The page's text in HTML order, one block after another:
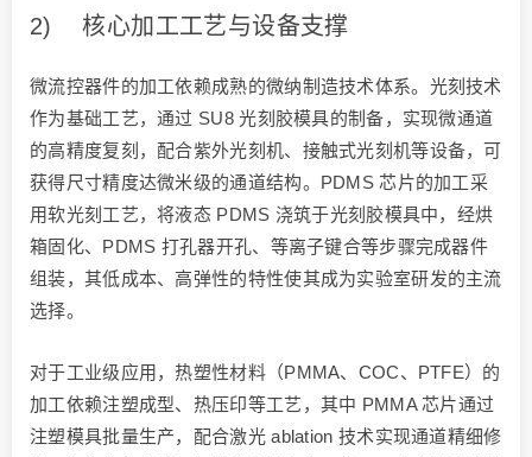
2) 核心加工工艺与设备支撑
微流控器件的加工依赖成熟的微纳制造技术体系。光刻技术
作为基础工艺，通过 SU8 光刻胶模具的制备，实现微通道
的高精度复刻，配合紫外光刻机、接触式光刻机等设备，可
获得尺寸精度达微米级的通道结构。PDMS 芯片的加工采
用软光刻工艺，将液态 PDMS 浇筑于光刻胶模具中，经烘
箱固化、PDMS 打孔器开孔、等离子键合等步骤完成器件
组装，其低成本、高弹性的特性使其成为实验室研发的主流
选择。
对于工业级应用，热塑性材料（PMMA、COC、PTFE）的
加工依赖注塑成型、热压印等工艺，其中 PMMA 芯片通过
注塑模具批量生产，配合激光 ablation 技术实现通道精细修